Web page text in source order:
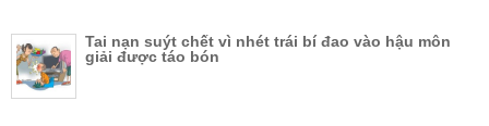
Tai nạn suýt chết vì nhét trái bí đao vào hậu môn
giải được táo bón